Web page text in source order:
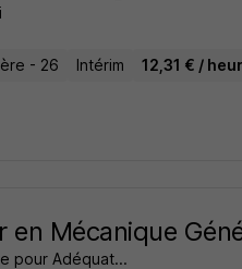
- 26 Intérim 12,31 € /
en Mécanique
pour Adéquat...